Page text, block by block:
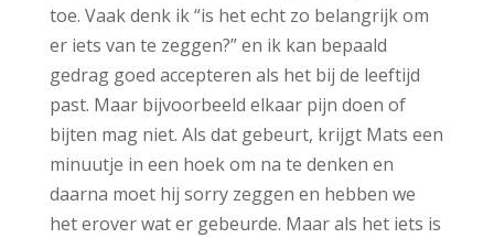
toe. Vaak denk ik “is het echt zo belangrijk om
er iets van te zeggen?” en ik kan bepaald
gedrag goed accepteren als het bij de leeftijd
past. Maar bijvoorbeeld elkaar pijn doen of
bijten mag niet. Als dat gebeurt, krijgt Mats een
minuutje in een hoek om na te denken en
daarna moet hij sorry zeggen en hebben we
het erover wat er gebeurde. Maar als het iets is